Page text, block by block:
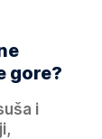
gore?
i